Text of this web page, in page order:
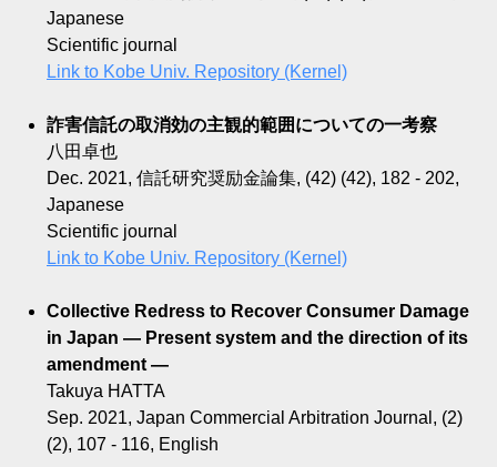
Japanese
Scientific journal
Link to Kobe Univ. Repository (Kernel)
詐害信託の取消効の主観的範囲についての一考察
八田卓也
Dec. 2021, 信託研究奨励金論集, (42) (42), 182 - 202,
Japanese
Scientific journal
Link to Kobe Univ. Repository (Kernel)
Collective Redress to Recover Consumer Damage
in Japan ― Present system and the direction of its
amendment ―
Takuya HATTA
Sep. 2021, Japan Commercial Arbitration Journal, (2)
(2), 107 - 116, English